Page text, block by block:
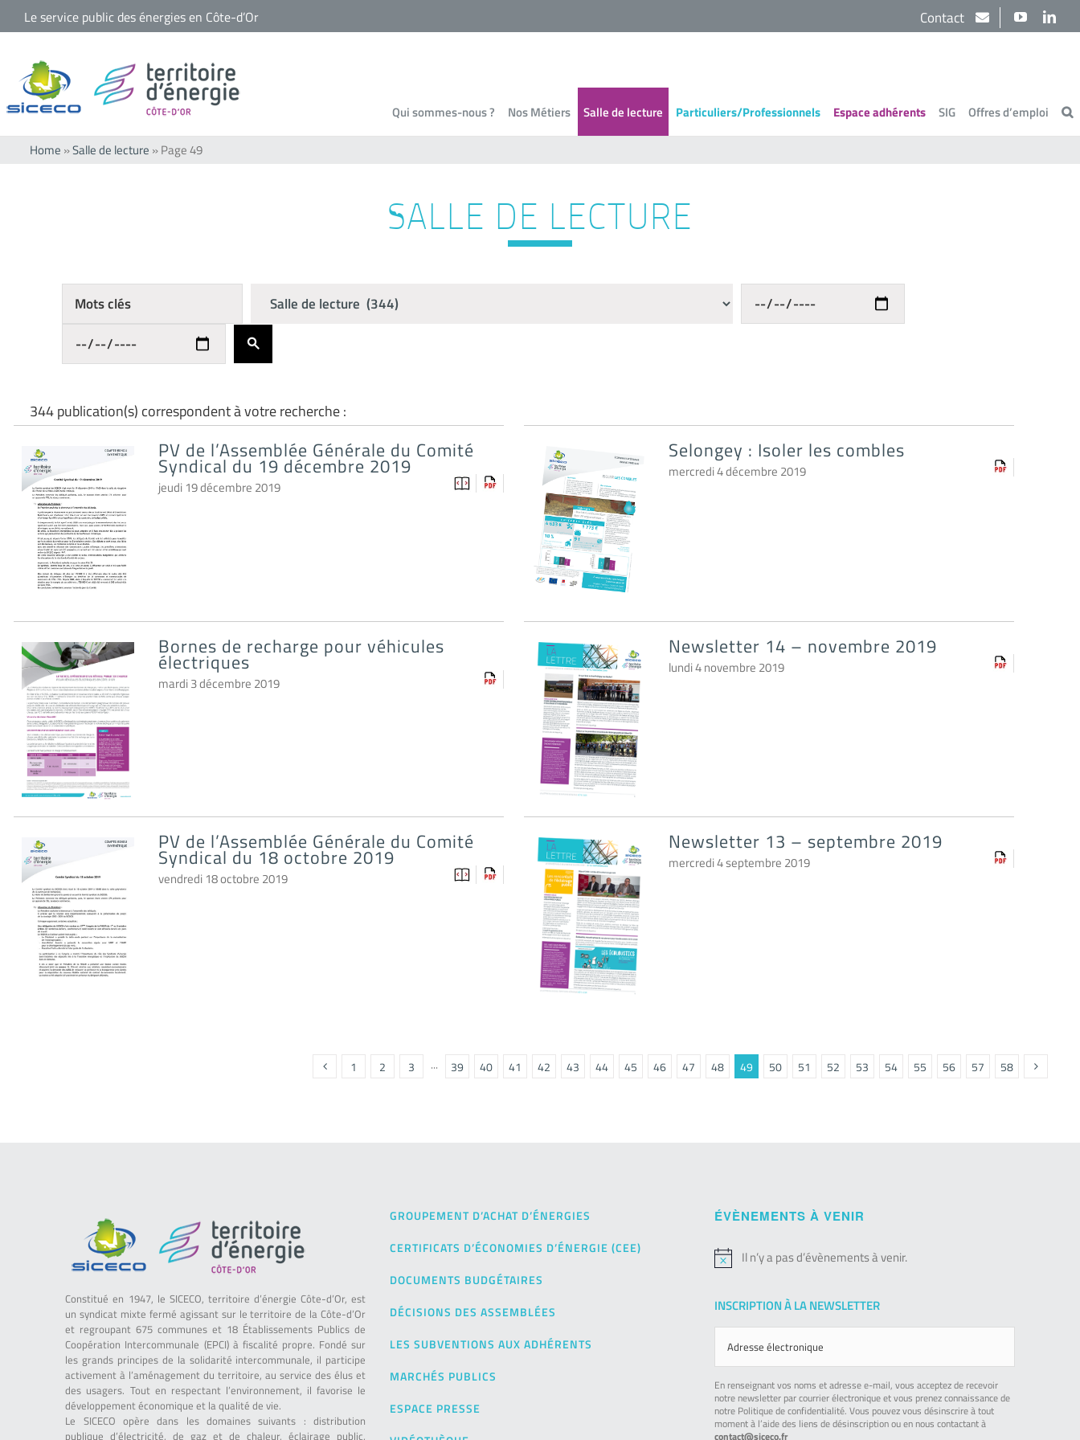
Passer
contenu
Le service public des énergies en Côte-d’Or YouTube
Contact
Qui sommes-nous ? Nos Métiers Salle de lecture Particuliers/Professionnels Espace adhérents SIG Offres d’emploi
Home »Salle de lecture »Page 49
SALLE DE LECTURE
344 publication(s) correspondent à votre recherche :
PV de l’Assemblée Générale du Comité
Syndical du 19 décembre 2019
jeudi 19 décembre 2019
Selongey : Isoler les combles
mercredi 4 décembre 2019
Bornes de recharge pour véhicules
électriques
mardi 3 décembre 2019
Newsletter 14 – novembre 2019
lundi 4 novembre 2019
PV de l’Assemblée Générale du Comité
Syndical du 18 octobre 2019
vendredi 18 octobre 2019
Newsletter 13 – septembre 2019
mercredi 4 septembre 2019
1 2 3 ··· 39 40 41 42 43 44 45 46 47 48 49 50 51 52 53 54 55 56 57 58
Constitué en 1947, le SICECO, territoire d’énergie Côte-d’Or, est
un syndicat mixte fermé agissant sur le territoire de la Côte-d’Or
et regroupant 675 communes et 18 Établissements Publics de
Coopération Intercommunale (EPCI) à fiscalité propre. Fondé sur
les grands principes de la solidarité intercommunale, il participe
activement à l’aménagement du territoire, au service des élus et
des usagers. Tout en respectant l’environnement, il favorise le
développement économique et la qualité de vie.
Le SICECO opère dans les domaines suivants : distribution
publique d’électricité, de gaz et de chaleur, éclairage public,
GROUPEMENT D’ACHAT D’ÉNERGIES
CERTIFICATS D’ÉCONOMIES D’ÉNERGIE (CEE)
DOCUMENTS BUDGÉTAIRES
DÉCISIONS DES ASSEMBLÉES
LES SUBVENTIONS AUX ADHÉRENTS
MARCHÉS PUBLICS
ESPACE PRESSE
ÉVÈNEMENTS À VENIR
Notice
Il n’y a pas d’évènements à venir.
INSCRIPTION À LA NEWSLETTER
En renseignant vos noms et adresse e-mail, vous acceptez de recevoir
notre newsletter par courrier électronique et vous prenez connaissance de
notre Politique de confidentialité. Vous pouvez vous désinscrire à tout
moment à l’aide des liens de désinscription ou en nous contactant à
contact@siceco.fr